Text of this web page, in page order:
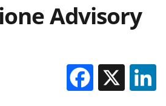
Advisory
X